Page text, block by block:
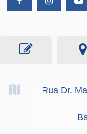
Rua Dr.